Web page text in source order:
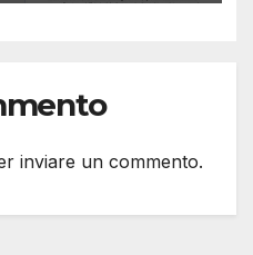
inviare un commento.